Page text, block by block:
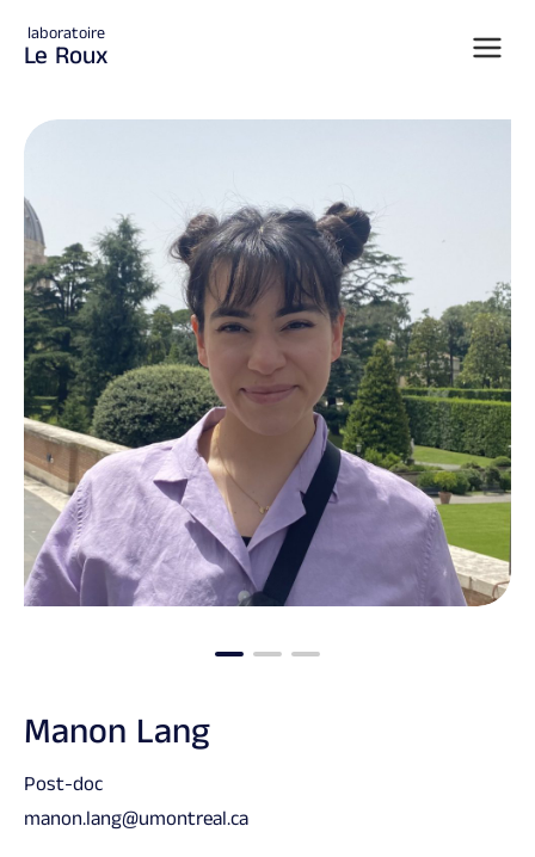
laboratoire
Le Roux
Manon Lang
Post-doc
manon.lang@umontreal.ca